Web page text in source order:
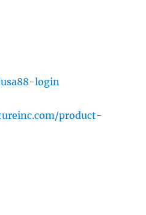
login
product-